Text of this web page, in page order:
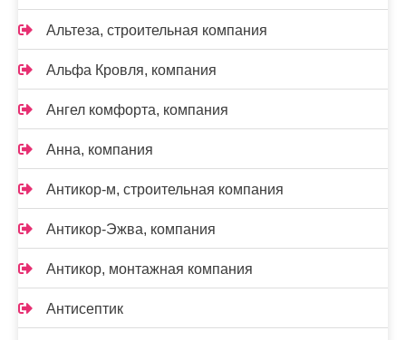
Альтеза, строительная компания
Альфа Кровля, компания
Ангел комфорта, компания
Анна, компания
Антикор-м, строительная компания
Антикор-Эжва, компания
Антикор, монтажная компания
Антисептик